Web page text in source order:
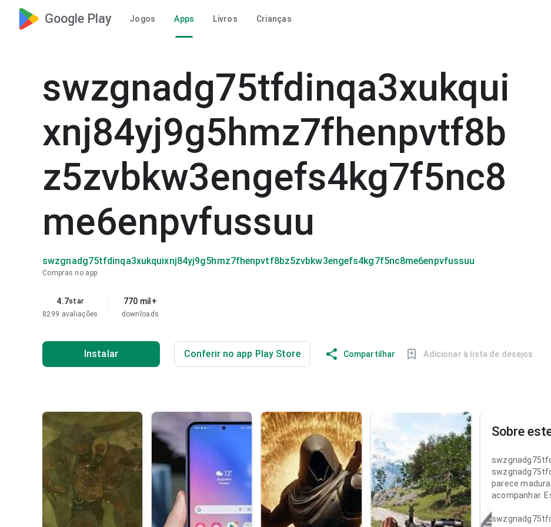
Google Play Jogos Apps Livros Crianças
swzgnadg75tfdinqa3xukqui
xnj84yj9g5hmz7fhenpvtf8b
z5zvbkw3engefs4kg7f5nc8
me6enpvfussuu
swzgnadg75tfdinqa3xukquixnj84yj9g5hmz7fhenpvtf8bz5zvbkw3engefs4kg7f5nc8me6enpvfussuu
Compras no app
4.7star
8299 avaliações
770 mil+
downloads
Instalar Conferir no app Play Store Compartilhar Adicionar à lista de desejos
Sobre
parece
acompanhar.